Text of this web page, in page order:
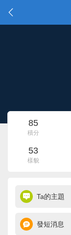
85
積分
53
樣貌
Ta的主題
發短消息